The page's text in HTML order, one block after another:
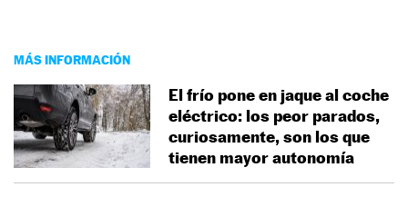
MÁS INFORMACIÓN
El frío pone en jaque al coche
eléctrico: los peor parados,
curiosamente, son los que
tienen mayor autonomía